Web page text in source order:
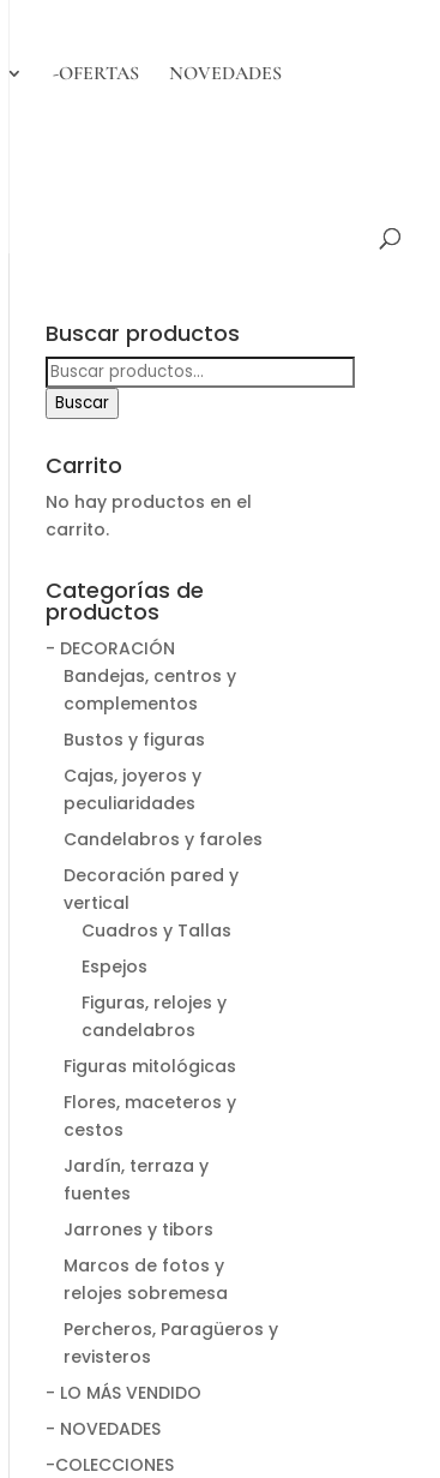
-OFERTAS NOVEDADES
Buscar productos
Buscar
por:
Buscar
Carrito
No hay productos en el
carrito.
Categorías de
productos
- DECORACIÓN
Bandejas, centros y
complementos
Bustos y figuras
Cajas, joyeros y
peculiaridades
Candelabros y faroles
Decoración pared y
vertical
Cuadros y Tallas
Espejos
Figuras, relojes y
candelabros
Figuras mitológicas
Flores, maceteros y
cestos
Jardín, terraza y
fuentes
Jarrones y tibors
Marcos de fotos y
relojes sobremesa
Percheros, Paragüeros y
revisteros
- LO MÁS VENDIDO
- NOVEDADES
-COLECCIONES